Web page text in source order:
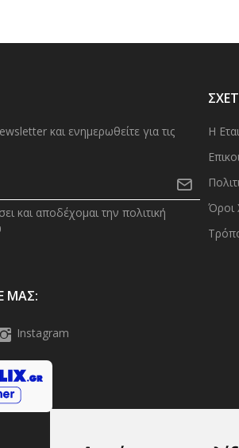
και ενημερωθείτε για τις
και αποδέχομαι την πολιτική
ΜΑΣ:
Instagram
Η
Όροι